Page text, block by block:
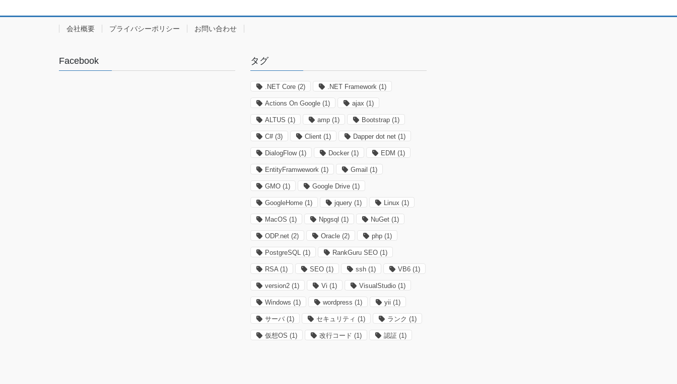
会社概要 プライバシーポリシー お問い合わせ
Facebook タグ
.NET Core (2) .NET Framework (1)
Actions On Google (1) ajax (1)
ALTUS (1) amp (1) Bootstrap (1)
C#(3) Client (1) Dapper dot net (1)
DialogFlow(1) Docker (1) EDM (1)
EntityFramwework (1) Gmail (1)
GMO (1) Google Drive (1)
GoogleHome (1) jquery (1) Linux (1)
MacOS (1) Npgsql (1) NuGet (1)
ODP.net (2) Oracle (2) php (1)
PostgreSQL (1) RankGuru SEO (1)
RSA(1) SEO (1) ssh (1) VB6 (1)
version2 (1) Vi (1) VisualStudio (1)
Windows (1) wordpress (1) yii (1)
サーバ (1) セキュリティ (1) ランク (1)
仮想OS (1) 改行コード (1) 認証 (1)